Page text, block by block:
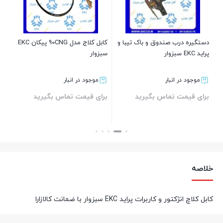
دستگیره درب صندوق و باک تیبا و
پراید EKC سبزوار
موجود در انبار
برای قیمت تماس بگیرید
کابل کلاج مدل 90CNG پیکان EKC
سبزوار
موجود در انبار
برای قیمت تماس بگیرید
خلاصه
کابل کلاچ انژکتور و کاربرات پراید EKC سبزوار با ضمانت کالازارا